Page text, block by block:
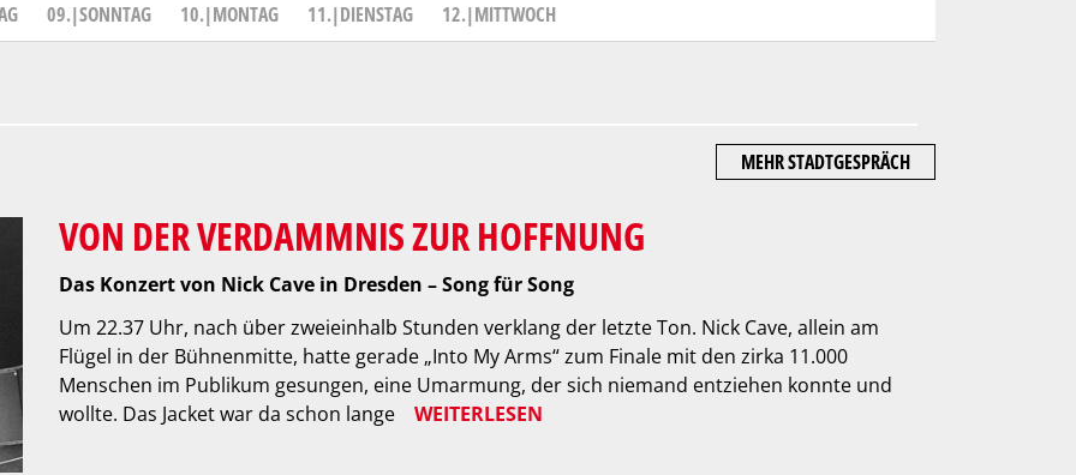
09.|SONNTAG 10.|MONTAG 11.|DIENSTAG 12.|MITTWOCH
MEHR STADTGESPRÄCH
VON DER VERDAMMNIS ZUR HOFFNUNG
Das Konzert von Nick Cave in Dresden – Song für Song
Um 22.37 Uhr, nach über zweieinhalb Stunden verklang der letzte Ton. Nick Cave, allein am
Flügel in der Bühnenmitte, hatte gerade „Into My Arms“ zum Finale mit den zirka 11.000
Menschen im Publikum gesungen, eine Umarmung, der sich niemand entziehen konnte und
wollte. Das Jacket war da schon lange
WEITERLESEN